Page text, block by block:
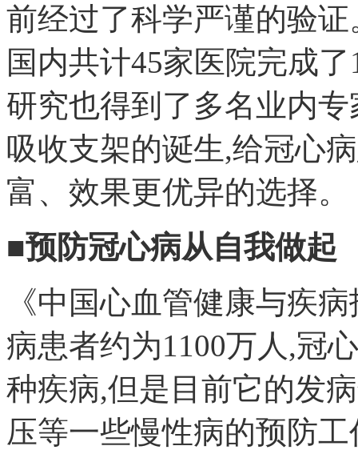
前经过了科学严谨的验
国内共计45家医院完成
研究也得到了多名业内
吸收支架的诞生,给冠心
富、效果更优异的选择。
■预防冠心病从自我做起
《中国心血管健康与疾
病患者约为1100万人,冠
种疾病,但是目前它的发
压等一些慢性病的预防